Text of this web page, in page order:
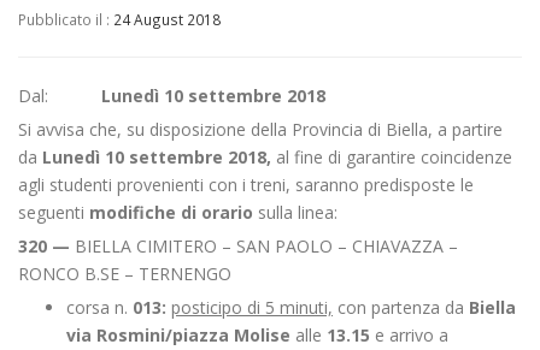
Pubblicato il : 24 August 2018
Dal: Lunedì 10 settembre 2018
Si avvisa che, su disposizione della Provincia di Biella, a partire
da Lunedì 10 settembre 2018, al fine di garantire coincidenze
agli studenti provenienti con i treni, saranno predisposte le
seguenti modifiche di orario sulla linea:
320 — BIELLA CIMITERO – SAN PAOLO – CHIAVAZZA –
RONCO B.SE – TERNENGO
corsa n. 013: posticipo di 5 minuti, con partenza da Biella
via Rosmini/piazza Molise alle 13.15 e arrivo a